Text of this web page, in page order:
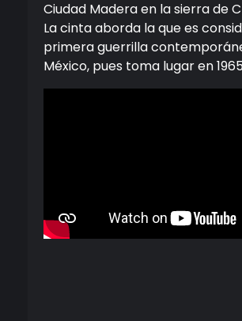
Ciudad Madera en la sierra de
La cinta aborda la que es
primera guerrilla
México, pues toma lugar en